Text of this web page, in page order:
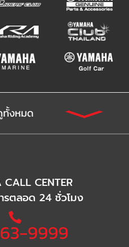
ทั้งหมด
CENTER
รตลอด 24 ชั่วโมง
9999